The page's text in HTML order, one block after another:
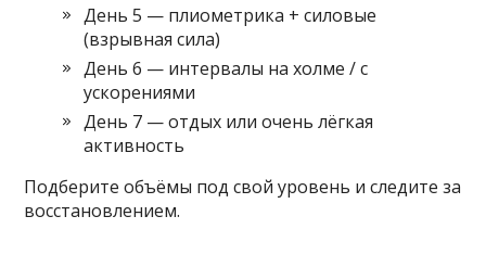
День 5 — плиометрика + силовые
(взрывная сила)
День 6 — интервалы на холме / с
ускорениями
День 7 — отдых или очень лёгкая
активность
Подберите объёмы под свой уровень и следите за
восстановлением.